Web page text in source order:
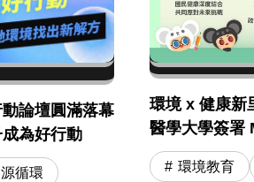
論壇圓滿落幕
成為好行動
循環
環境 x 健康新
醫學大學簽署
環境教育